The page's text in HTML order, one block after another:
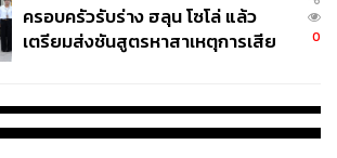
ครอบครัวรับร่าง ฮลุน โซโล่ แล้ว
เตรียมส่งชันสูตรหาสาเหตุการเสีย
0